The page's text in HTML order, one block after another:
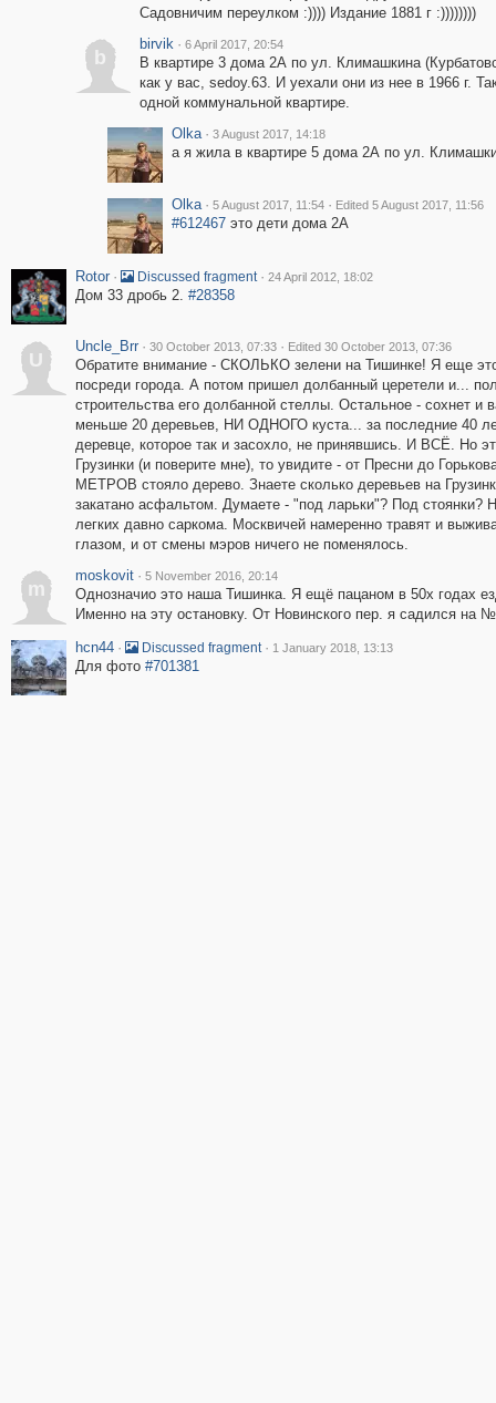
Садовничим переулком :)))) Издание 1881 г :))))))))
b
birvik · 6 April 2017, 20:54
В квартире 3 дома 2А по ул. Климашкина
как у вас, sedoy.63. И уехали они из нее в 1966 г.
одной коммунальной квартире.
Olka · 3 August 2017, 14:18
а я жила в квартире 5 дома 2А по ул.
Olka · 5 August 2017, 11:54 · Edited 5 August 2017, 11:56
#612467это дети дома 2А
Rotor · Discussed fragment · 24 April 2012, 18:02
Дом 33 дробь 2. #28358
U
Uncle_Brr · 30 October 2013, 07:33 · Edited 30 October 2013, 07:36
Обратите внимание - СКОЛЬКО зелени на Тишинке! Я еще
посреди города. А потом пришел долбанный церетели и...
строительства его долбанной стеллы. Остальное - сохнет
меньше 20 деревьев, НИ ОДНОГО куста... за последние 40
деревце, которое так и засохло, не принявшись. И ВСЁ. Но
Грузинки (и поверите мне), то увидите - от Пресни до
МЕТРОВ стояло дерево. Знаете сколько деревьев на
закатано асфальтом. Думаете - "под ларьки"? Под
легких давно саркома. Москвичей намеренно травят и
глазом, и от смены мэров ничего не поменялось.
m
moskovit · 5 November 2016, 20:14
Однозначио это наша Тишинка. Я ещё пацаном в 50х годах
Именно на эту остановку. От Новинского пер. я садился на
hcn44 · Discussed fragment · 1 January 2018, 13:13
Для фото #701381